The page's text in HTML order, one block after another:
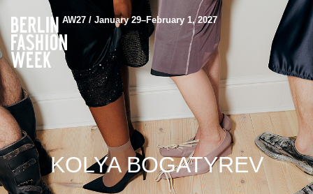
AW27 / January 29–February 1, 2027
KOLYA BOGATYREV